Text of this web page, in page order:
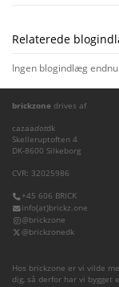
Relaterede
Ingen blogindlæg
brickzone drives af
cazaadotdk
Skelleruptoften 4
DK-8600 Silkeborg
CVR: 32025986
+45 606 BRICK
info(at)brickz.one
@brickzone
@brickzonedk
Hos brickzone er vi vilde
dig, så derfor har vi bygget